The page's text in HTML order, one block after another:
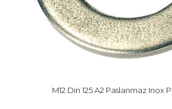
M12 Din 125 A2 Paslanmaz Inox